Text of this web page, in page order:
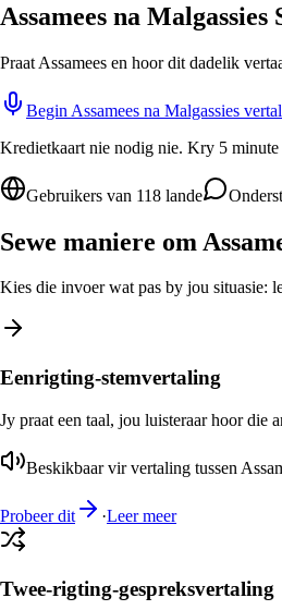
Assamees na
Praat Assamees en hoor dit dadelik
Begin Assamees na Malgassies
Kredietkaart nie nodig nie. Kry 5 minute
Gebruikers van 118 lande
Sewe maniere om
Kies die invoer wat pas by jou situasie:
Eenrigting-stemvertaling
Jy praat een taal, jou luisteraar hoor die
Beskikbaar vir vertaling tussen
Probeer dit ·Leer meer
Twee-rigting-gespreksvertaling